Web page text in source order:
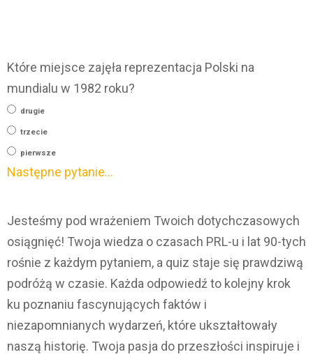
Które miejsce zajęła reprezentacja Polski na
mundialu w 1982 roku?
drugie
trzecie
pierwsze
Następne pytanie...
Jesteśmy pod wrażeniem Twoich dotychczasowych
osiągnięć! Twoja wiedza o czasach PRL-u i lat 90-tych
rośnie z każdym pytaniem, a quiz staje się prawdziwą
podróżą w czasie. Każda odpowiedź to kolejny krok
ku poznaniu fascynujących faktów i
niezapomnianych wydarzeń, które ukształtowały
naszą historię. Twoja pasja do przeszłości inspiruje i